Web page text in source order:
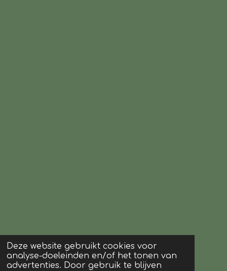
Deze website gebruikt cookies voor
analyse-doeleinden en/of het tonen van
advertenties. Door gebruik te blijven